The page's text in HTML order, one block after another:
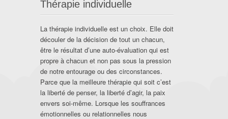
Thérapie individuelle
La thérapie individuelle est un choix. Elle doit
découler de la décision de tout un chacun,
être le résultat d’une auto-évaluation qui est
propre à chacun et non pas sous la pression
de notre entourage ou des circonstances.
Parce que la meilleure thérapie qui soit c’est
la liberté de penser, la liberté d’agir, la paix
envers soi-même. Lorsque les souffrances
émotionnelles ou relationnelles nous